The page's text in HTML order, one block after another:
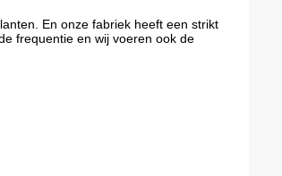
En onze fabriek heeft een strikt
frequentie en wij voeren ook de